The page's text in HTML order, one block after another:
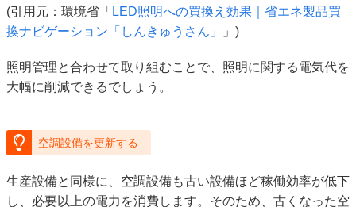
(引用元：環境省「 LED照明への買換え効果｜省エネ製品買
換ナビゲーション「しんきゅうさん」
」)
照明管理と合わせて取り組むことで、照明に関する電気代を
大幅に削減できるでしょう。
空調設備を更新する
生産設備と同様に、空調設備も古い設備ほど稼働効率が低下
し、必要以上の電力を消費します。そのため、古くなった空